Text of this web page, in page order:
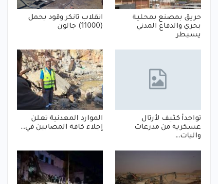
حريق بمصنع بمحلية
بحري والدفاع المدني
يسيطر
انقلاب تانكر وقود يحمل
(11000) جالون
تواجدأ كثيف لأرتال
عسكرية من مدرعات
واليات…
الموارد المعدنية تعلن
إجلاء كافة المصابين في…